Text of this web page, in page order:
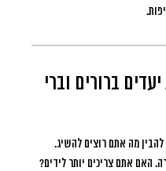
ברורים וברי
מה אתם רוצים להשיג.
האם אתם צריכים יותר לידים?